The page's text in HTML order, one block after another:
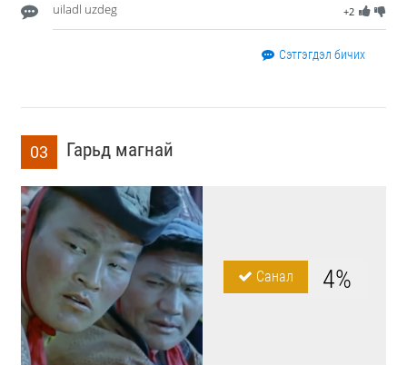
+2
uiladl uzdeg
Сэтгэгдэл бичих
03 Гарьд магнай
Санал 4%